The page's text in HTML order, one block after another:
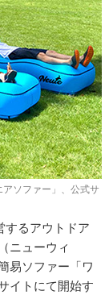
ソファー」、公式サ
するアウトドア
ニューウィ
易ソファー「ワ
イトにて開始す